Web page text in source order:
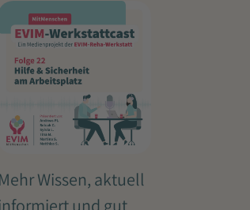
Mehr Wissen, aktuell
informiert und gut